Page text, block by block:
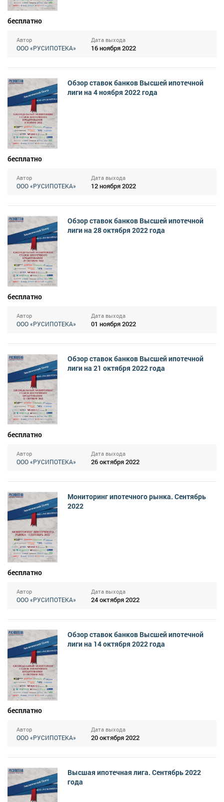
бесплатно
Автор
ООО «РУСИПОТЕКА»
Дата выхода
16 ноября 2022
Обзор ставок банков Высшей ипотечной
лиги на 4 ноября 2022 года
бесплатно
Автор
ООО «РУСИПОТЕКА»
Дата выхода
12 ноября 2022
Обзор ставок банков Высшей ипотечной
лиги на 28 октября 2022 года
бесплатно
Автор
ООО «РУСИПОТЕКА»
Дата выхода
01 ноября 2022
Обзор ставок банков Высшей ипотечной
лиги на 21 октября 2022 года
бесплатно
Автор
ООО «РУСИПОТЕКА»
Дата выхода
26 октября 2022
Мониторинг ипотечного рынка. Сентябрь
2022
бесплатно
Автор
ООО «РУСИПОТЕКА»
Дата выхода
24 октября 2022
Обзор ставок банков Высшей ипотечной
лиги на 14 октября 2022 года
бесплатно
Автор
ООО «РУСИПОТЕКА»
Дата выхода
20 октября 2022
Высшая ипотечная лига. Сентябрь 2022
года